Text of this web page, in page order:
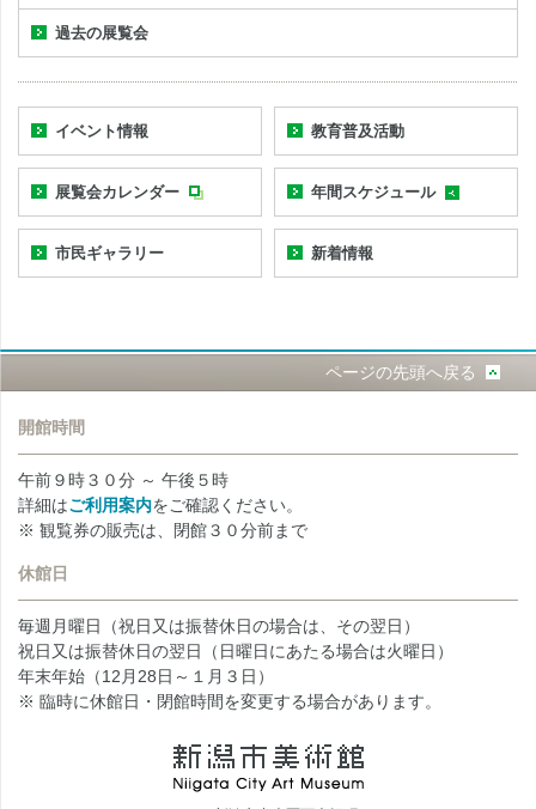
過去の展覧会
イベント情報 教育普及活動
展覧会カレンダー 年間スケジュール
市民ギャラリー 新着情報
ページの先頭へ戻る
開館時間
午前９時３０分 ～ 午後５時
詳細はご利用案内をご確認ください。
※ 観覧券の販売は、閉館３０分前まで
休館日
毎週月曜日（祝日又は振替休日の場合は、その翌日）
祝日又は振替休日の翌日（日曜日にあたる場合は火曜日）
年末年始（12月28日～１月３日）
※ 臨時に休館日・閉館時間を変更する場合があります。